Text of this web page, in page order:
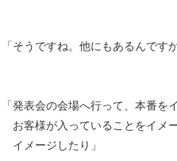
「そうですね。他にもあるんです
「発表会の会場へ行って、本番を
お客様が入っていることをイメ
イメージしたり」